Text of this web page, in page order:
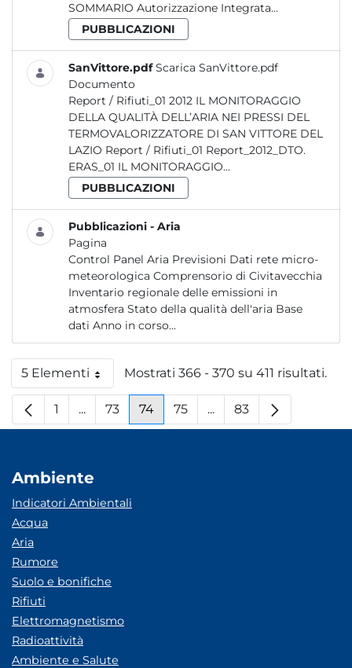
SOMMARIO Autorizzazione Integrata...
PUBBLICAZIONI
SanVittore.pdf Scarica SanVittore.pdf
Documento
Report / Rifiuti_01 2012 IL MONITORAGGIO
DELLA QUALITÀ DELL’ARIA NEI PRESSI DEL
TERMOVALORIZZATORE DI SAN VITTORE DEL
LAZIO Report / Rifiuti_01 Report_2012_DTO.
ERAS_01 IL MONITORAGGIO...
PUBBLICAZIONI
Pubblicazioni - Aria
Pagina
Control Panel Aria Previsioni Dati rete micro-
meteorologica Comprensorio di Civitavecchia
Inventario regionale delle emissioni in
atmosfera Stato della qualità dell'aria Base
dati Anno in corso...
5 ElementiPer paginaMostrati 366 - 370 su 411 risultati.
Pagina
1 ...Pagine intermedie
Pagina
73 Pagina
74 Pagina
75 ...Pagine intermedie
Pagina
83
Ambiente
Indicatori Ambientali
Acqua
Aria
Rumore
Suolo e bonifiche
Rifiuti
Elettromagnetismo
Radioattività
Ambiente e Salute